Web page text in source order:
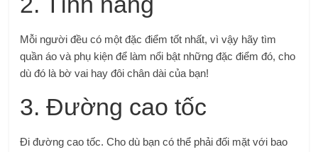
Mỗi người đều có một đặc điểm tốt nhất, vì vậy hãy tìm
quần áo và phụ kiện để làm nổi bật những đặc điểm đó, cho
dù đó là bờ vai hay đôi chân dài của bạn!
3. Đường cao tốc
Đi đường cao tốc. Cho dù bạn có thể phải đối mặt với bao